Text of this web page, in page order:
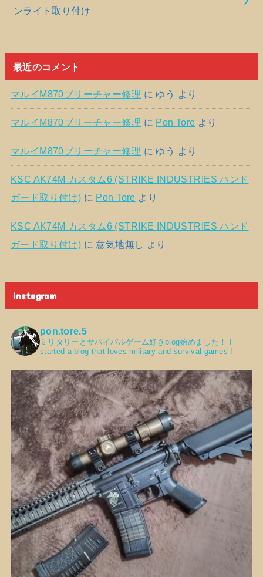
ンライト取り付け
最近のコメント
マルイM870ブリーチャー修理 に ゆう より
マルイM870ブリーチャー修理 に Pon Tore より
マルイM870ブリーチャー修理 に ゆう より
KSC AK74M カスタム6 (STRIKE INDUSTRIES ハンド
ガード取り付け) に Pon Tore より
KSC AK74M カスタム6 (STRIKE INDUSTRIES ハンド
ガード取り付け) に意気地無し より
instagram
pon.tore.5
ミリタリーとサバイバルゲーム好きblog始めました！
started a blog that loves military and survival games !